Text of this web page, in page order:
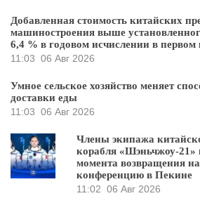
Добавленная стоимость китайских
машиностроения выше
6,4 % в годовом исчислении в первом
11:03 06 Авг 2026
Умное сельское хозяйство меняет
доставки еды
11:03 06 Авг 2026
Члены экипажа
корабля «Шэньчжоу-21»
момента возвращения
конференцию в Пекине
11:02 06 Авг 2026